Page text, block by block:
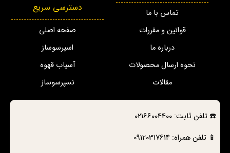
تماس با ما
قوانین و مقررات
درباره ما
نحوه ارسال محصولات
مقالات
دسترسی سریع
صفحه اصلی
اسپرسوساز
آسیاب قهوه
نسپرسوساز
☎️تلفن ثابت:02166004400
📱 تلفن همراه:09120317614